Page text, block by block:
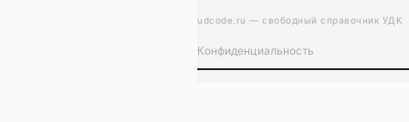
udcode.ru — свободный справочник УДК
Конфиденциальность